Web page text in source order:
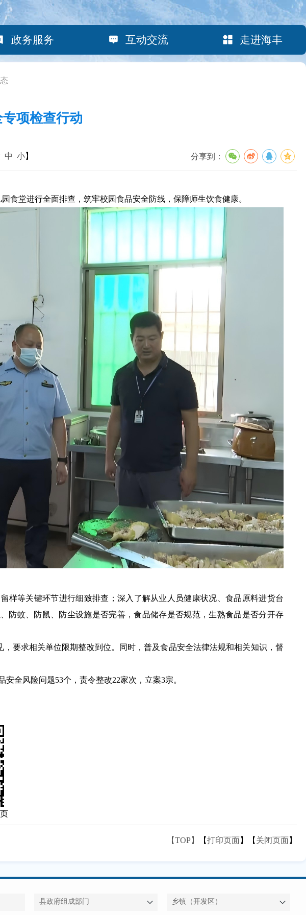
政务服务 互动交流 走进海丰
项检查行动
中 小】 分享到：
堂进行全面排查，筑牢校园食品安全防线，保障师生饮食健康。
样等关键环节进行细致排查；深入了解从业人员健康状况、食品原料进货台
防蚊、防鼠、防尘设施是否完善，食品储存是否规范，生熟食品是否分开存
要求相关单位限期整改到位。同时，普及食品安全法律法规和相关知识，督
全风险问题53个，责令整改22家次，立案3宗。
【TOP】 【打印页面】【 关闭页面】
县政府组成部门 乡镇（开发区）